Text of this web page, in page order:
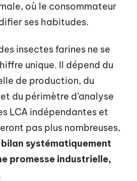
où le consommateur
ses habitudes.
insectes farines ne se
unique. Il dépend du
de production, du
du périmètre d’analyse
LCA indépendantes et
pas plus nombreuses,
bilan systématiquement
promesse industrielle,